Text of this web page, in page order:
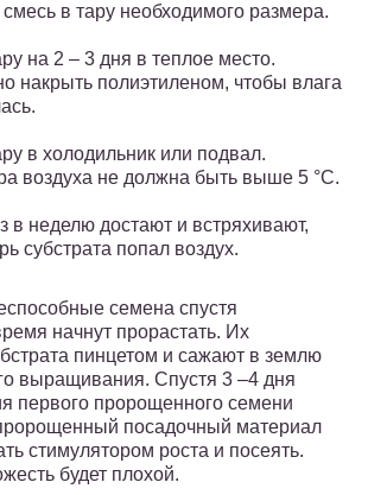
в тару необходимого размера.
на 2 – 3 дня в теплое место.
накрыть полиэтиленом, чтобы влага
в холодильник или подвал.
воздуха не должна быть выше 5 °C.
в неделю достают и встряхивают,
субстрата попал воздух.
семена спустя
начнут прорастать. Их
пинцетом и сажают в землю
выращивания. Спустя 3 –4 дня
первого пророщенного семени
посадочный материал
стимулятором роста и посеять.
будет плохой.